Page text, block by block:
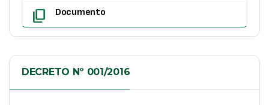
content_copy Documento
DECRETO Nº 001/2016